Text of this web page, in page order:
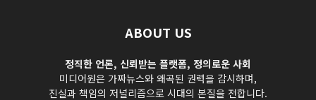
ABOUT US
정직한 언론, 신뢰받는 플랫폼, 정의로운 사회
미디어원은 가짜뉴스와 왜곡된 권력을 감시하며,
진실과 책임의 저널리즘으로 시대의 본질을 전합니다.